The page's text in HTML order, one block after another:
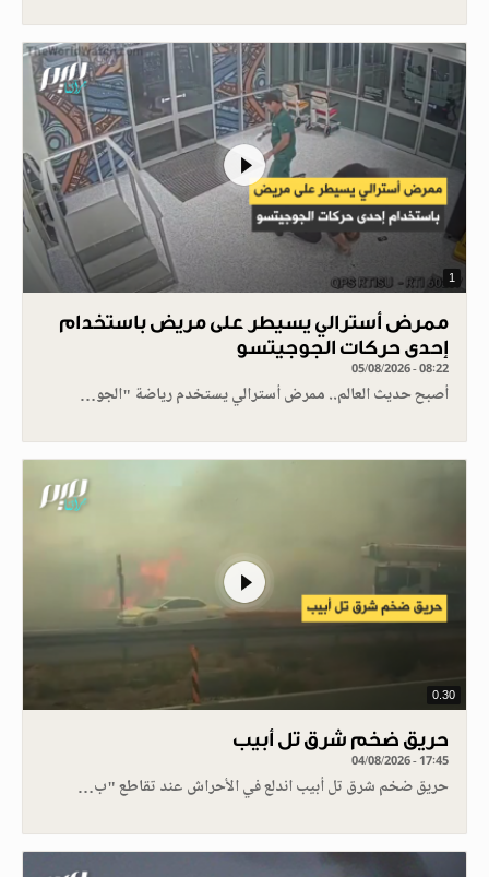
1
ممرض أسترالي يسيطر على مريض باستخدام
إحدى حركات الجوجيتسو
05/08/2026 - 08:22
أصبح حديث العالم.. ممرض أسترالي يستخدم رياضة "الجو…
0.30
حريق ضخم شرق تل أبيب
04/08/2026 - 17:45
حريق ضخم شرق تل أبيب اندلع في الأحراش عند تقاطع "ب…